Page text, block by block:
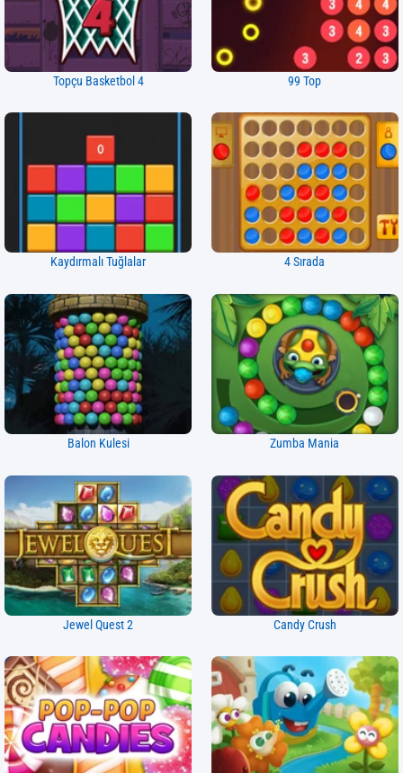
Topçu Basketbol 4 99 Top
Kaydırmalı Tuğlalar 4 Sırada
Balon Kulesi Zumba Mania
Jewel Quest 2 Candy Crush